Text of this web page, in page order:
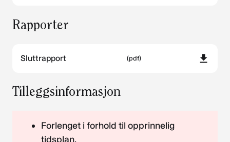
Rapporter
Sluttrapport (pdf)
Tilleggsinformasjon
Forlenget i forhold til opprinnelig
tidsplan.